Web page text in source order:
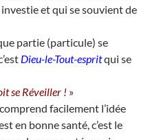
et qui se souvient de
partie (particule) se
Dieu-le-Tout-espritqui se
se Réveiller ! »
facilement l’idée
en bonne santé, c’est le